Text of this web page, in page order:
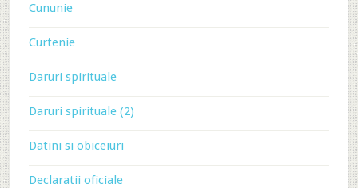
Cununie
Curtenie
Daruri spirituale
Daruri spirituale (2)
Datini si obiceiuri
Declaratii oficiale